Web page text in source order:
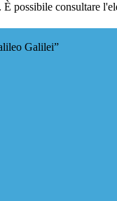
possibile consultare
Galilei”